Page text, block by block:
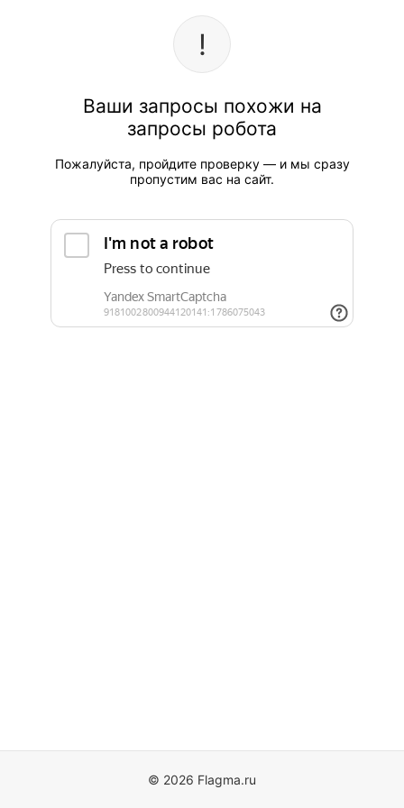
Ваши запросы похожи на
запросы робота
Пожалуйста, пройдите проверку — и мы сразу
пропустим вас на сайт.
© 2026 Flagma.ru